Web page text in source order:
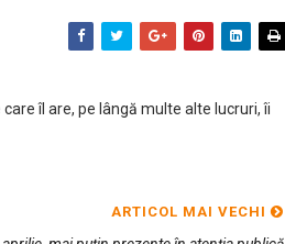
îl are, pe lângă multe alte lucruri, îi
ARTICOL MAI VECHI